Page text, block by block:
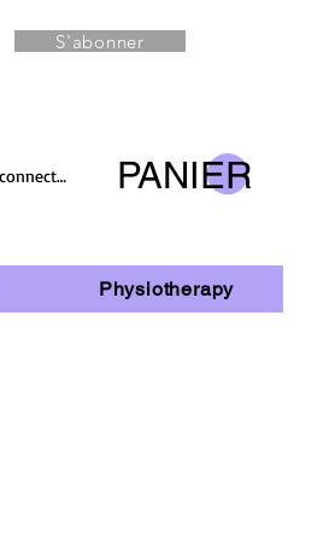
S'abonner
PANIER
Physiotherapy